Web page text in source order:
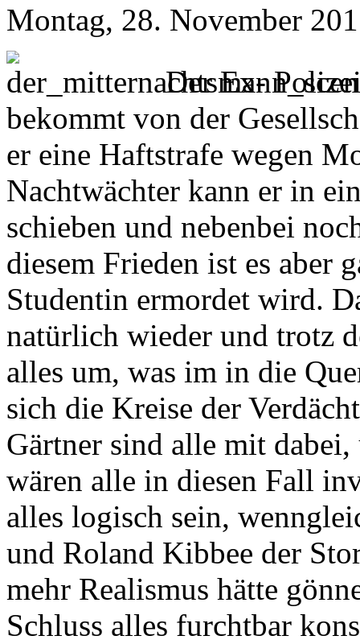
Montag, 28. November
Der Ex-
bekommt von der
er eine Haftstrafe wegen
Nachtwächter kann er in
schieben und nebenbei
diesem Frieden ist es aber
Studentin ermordet wird.
natürlich wieder und trotz
alles um, was im in die
sich die Kreise der
Gärtner sind alle mit dabei,
wären alle in diesen Fall
alles logisch sein,
und Roland Kibbee der
mehr Realismus hätte
Schluss alles furchtbar